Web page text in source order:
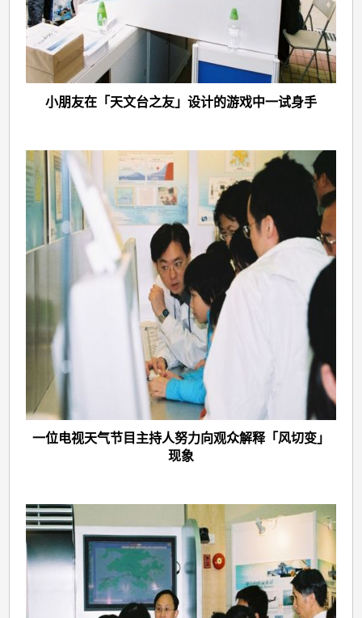
小朋友在「天文台之友」设计的游戏中一试身手
一位电视天气节目主持人努力向观众解释「风切变」
现象